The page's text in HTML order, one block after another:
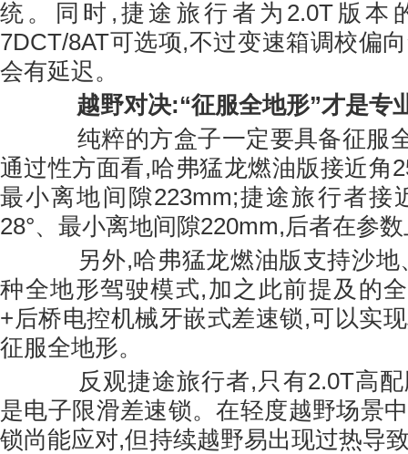
统。同时,捷途旅行者为2.0T版本
7DCT/8AT可选项,不过变速箱调校偏
会有延迟。
越野对决:“征服全地形”才是专
纯粹的方盒子一定要具备征服
通过性方面看,哈弗猛龙燃油版接近角
最小离地间隙223mm;捷途旅行者接
28°、最小离地间隙220mm,后者在参
另外,哈弗猛龙燃油版支持沙地
种全地形驾驶模式,加之此前提及的
+后桥电控机械牙嵌式差速锁,可以实
征服全地形。
反观捷途旅行者,只有2.0T高配
是电子限滑差速锁。在轻度越野场景
锁尚能应对,但持续越野易出现过热导